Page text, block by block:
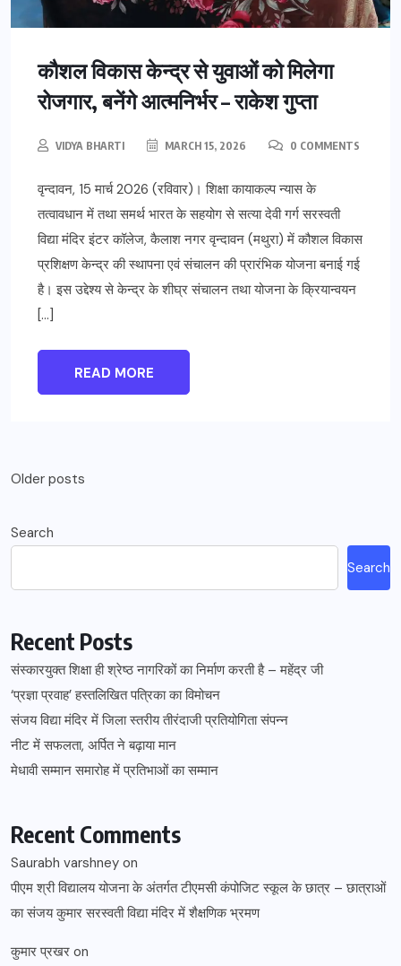
कौशल विकास केन्द्र से युवाओं को मिलेगा
रोजगार, बनेंगे आत्मनिर्भर – राकेश गुप्ता
VIDYA BHARTI MARCH 15, 2026 0 COMMENTS
वृन्दावन, 15 मार्च 2026 (रविवार)। शिक्षा कायाकल्प न्यास के
तत्वावधान में तथा समर्थ भारत के सहयोग से सत्या देवी गर्ग सरस्वती
विद्या मंदिर इंटर कॉलेज, कैलाश नगर वृन्दावन (मथुरा) में कौशल विकास
प्रशिक्षण केन्द्र की स्थापना एवं संचालन की प्रारंभिक योजना बनाई गई
है। इस उद्देश्य से केन्द्र के शीघ्र संचालन तथा योजना के क्रियान्वयन
[…]
READ MORE
Older posts
Search
Search
Recent Posts
संस्कारयुक्त शिक्षा ही श्रेष्ठ नागरिकों का निर्माण करती है – महेंद्र जी
‘प्रज्ञा प्रवाह’ हस्तलिखित पत्रिका का विमोचन
संजय विद्या मंदिर में जिला स्तरीय तीरंदाजी प्रतियोगिता संपन्न
नीट में सफलता, अर्पित ने बढ़ाया मान
मेधावी सम्मान समारोह में प्रतिभाओं का सम्मान
Recent Comments
Saurabh varshney on
पीएम श्री विद्यालय योजना के अंतर्गत टीएमसी कंपोजिट स्कूल के छात्र – छात्राओं
का संजय कुमार सरस्वती विद्या मंदिर में शैक्षणिक भ्रमण
कुमार प्रखर on